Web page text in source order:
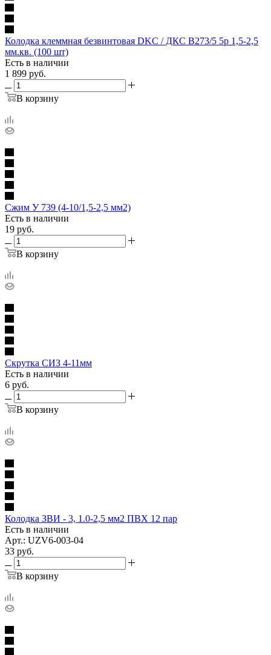
Колодка клеммная безвинтовая DKC / ДКС B273/5 5р 1,5-2,5
мм.кв. (100 шт)
Есть в наличии
1 899 руб.
В корзину
Сжим У 739 (4-10/1,5-2,5 мм2)
Есть в наличии
19 руб.
В корзину
Скрутка СИЗ 4-11мм
Есть в наличии
6 руб.
В корзину
Колодка ЗВИ - 3, 1.0-2,5 мм2 ПВХ 12 пар
Есть в наличии
Арт.: UZV6-003-04
33 руб.
В корзину